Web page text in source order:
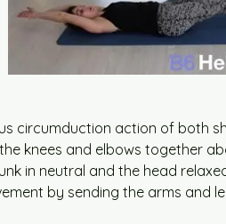
circumduction action of both
knees and elbows together
in neutral and the head
by sending the arms and